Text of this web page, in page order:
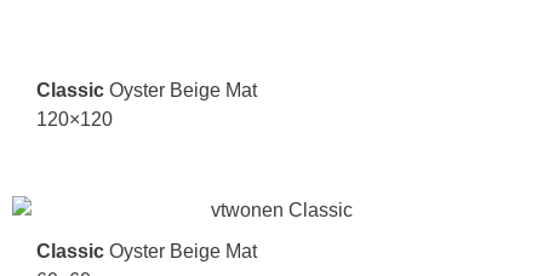
Classic Oyster Beige Mat
120×120
Classic Oyster Beige Mat